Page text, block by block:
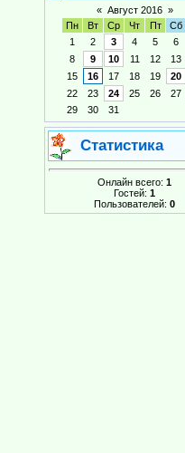
« Август 2016 »
Пн
Вт Ср Чт Пт Сб
1
2 3 4 5 6
8
9 10 11 12 13
15
16 17 18 19 20
22
23 24 25 26 27
29
30 31
Статистика
Онлайн всего: 1
Гостей: 1
Пользователей: 0